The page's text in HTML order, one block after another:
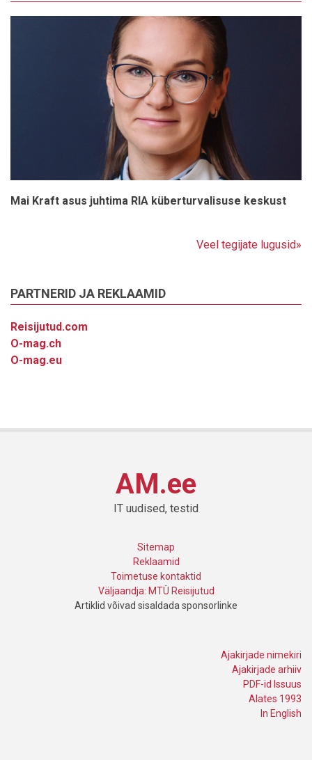
Mai Kraft asus juhtima RIA küberturvalisuse keskust
Veel tegijate lugusid»
PARTNERID JA REKLAAMID
Reisijutud.com
O-mag.ch
O-mag.eu
AM.ee
IT uudised, testid
Sitemap
Reklaamid
Toimetuse kontaktid
Väljaandja: MTÜ Reisijutud
Artiklid võivad sisaldada sponsorlinke
Ajakirjade nimekiri
Ajakirjade arhiiv
PDF-id Issuus
Alates 1993
In English